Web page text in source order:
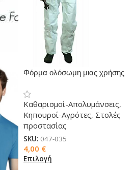
Φόρμα ολόσωμη μιας χρήσης
Καθαρισμοί-Απολυμάνσεις,
Κηπουροί-Αγρότες, Στολές
προστασίας
SKU: 047-035
4,00 €
Επιλογή